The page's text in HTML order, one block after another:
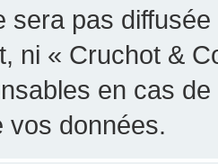
sera pas
ni « Cruchot &
en cas
vos données.